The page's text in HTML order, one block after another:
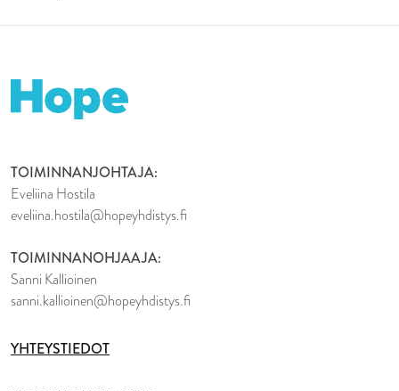
TOIMINNANJOHTAJA:
Eveliina Hostila
eveliina.hostila@hopeyhdistys.fi
TOIMINNANOHJAAJA:
Sanni Kallioinen
sanni.kallioinen@hopeyhdistys.fi
YHTEYSTIEDOT